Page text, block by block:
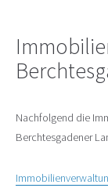
Nachfolgend die
Berchtesgadener